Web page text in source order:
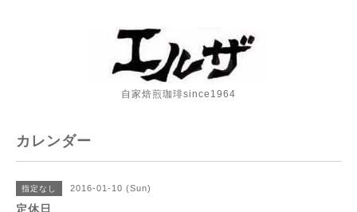
自家焙煎珈琲since1964
カレンダー
指定なし 2016-01-10 (Sun)
定休日